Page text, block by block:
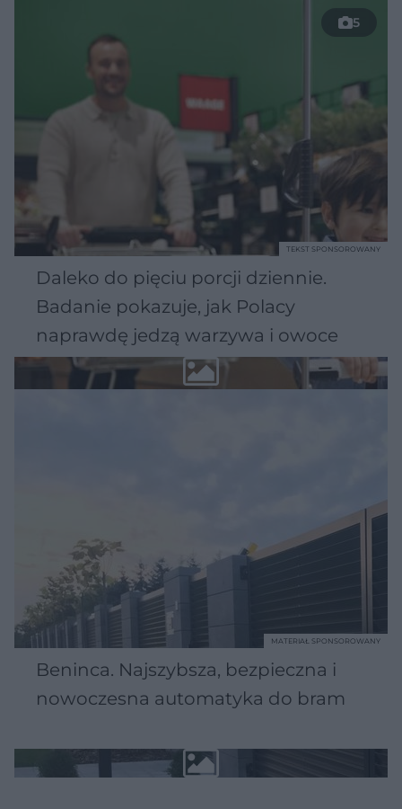
5
Daleko do pięciu porcji dziennie.
Badanie pokazuje, jak Polacy
naprawdę jedzą warzywa i owoce
TEKST SPONSOROWANY
Beninca. Najszybsza, bezpieczna i
nowoczesna automatyka do bram
MATERIAŁ SPONSOROWANY